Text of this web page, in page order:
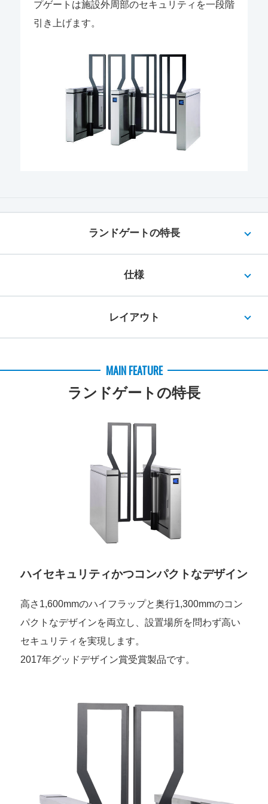
プゲートは施設外周部のセキュリティを一段階
引き上げます。
ランドゲートの特長
仕様
レイアウト
MAIN FEATURE
ランドゲートの特長
ハイセキュリティかつコンパクトなデザイン
高さ1,600mmのハイフラップと奥行1,300mmのコン
パクトなデザインを両立し、設置場所を問わず高い
セキュリティを実現します。
2017年グッドデザイン賞受賞製品です。